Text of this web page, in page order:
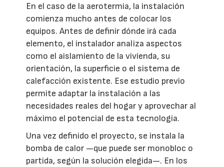
En el caso de la aerotermia, la instalación
comienza mucho antes de colocar los
equipos. Antes de definir dónde irá cada
elemento, el instalador analiza aspectos
como el aislamiento de la vivienda, su
orientación, la superficie o el sistema de
calefacción existente. Ese estudio previo
permite adaptar la instalación a las
necesidades reales del hogar y aprovechar al
máximo el potencial de esta tecnología.
Una vez definido el proyecto, se instala la
bomba de calor —que puede ser monobloc o
partida, según la solución elegida—. En los